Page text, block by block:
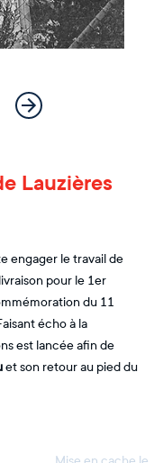
Lauzières
engager le travail de
pour le 1er
du 11
écho à la
est lancée afin de
et son retour au pied du